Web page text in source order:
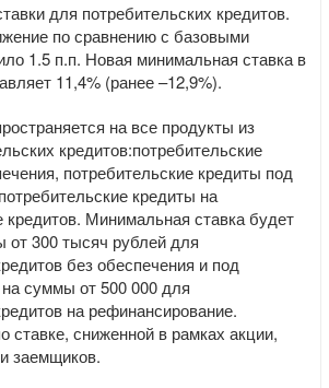
для потребительских кредитов.
по сравнению с базовыми
1.5 п.п. Новая минимальная ставка в
11,4% (ранее –12,9%).
на все продукты из
кредитов:потребительские
потребительские кредиты под
кредиты на
кредитов. Минимальная ставка будет
от 300 тысяч рублей для
без обеспечения и под
суммы от 500 000 для
на рефинансирование.
ставке, сниженной в рамках акции,
заемщиков.